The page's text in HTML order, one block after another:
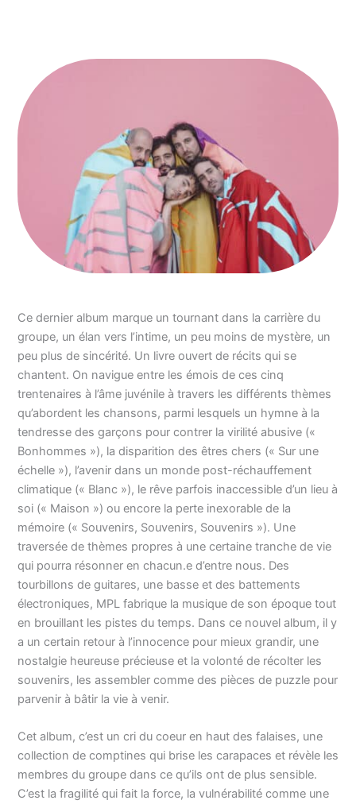
Ce dernier album marque un tournant dans la carrière du
groupe, un élan vers l’intime, un peu moins de mystère, un
peu plus de sincérité. Un livre ouvert de récits qui se
chantent. On navigue entre les émois de ces cinq
trentenaires à l’âme juvénile à travers les différents thèmes
qu’abordent les chansons, parmi lesquels un hymne à la
tendresse des garçons pour contrer la virilité abusive («
Bonhommes »), la disparition des êtres chers (« Sur une
échelle »), l’avenir dans un monde post-réchauffement
climatique (« Blanc »), le rêve parfois inaccessible d’un lieu à
soi (« Maison ») ou encore la perte inexorable de la
mémoire (« Souvenirs, Souvenirs, Souvenirs »). Une
traversée de thèmes propres à une certaine tranche de vie
qui pourra résonner en chacun.e d’entre nous. Des
tourbillons de guitares, une basse et des battements
électroniques, MPL fabrique la musique de son époque tout
en brouillant les pistes du temps. Dans ce nouvel album, il y
a un certain retour à l’innocence pour mieux grandir, une
nostalgie heureuse précieuse et la volonté de récolter les
souvenirs, les assembler comme des pièces de puzzle pour
parvenir à bâtir la vie à venir.
Cet album, c’est un cri du coeur en haut des falaises, une
collection de comptines qui brise les carapaces et révèle les
membres du groupe dans ce qu’ils ont de plus sensible.
C’est la fragilité qui fait la force, la vulnérabilité comme une